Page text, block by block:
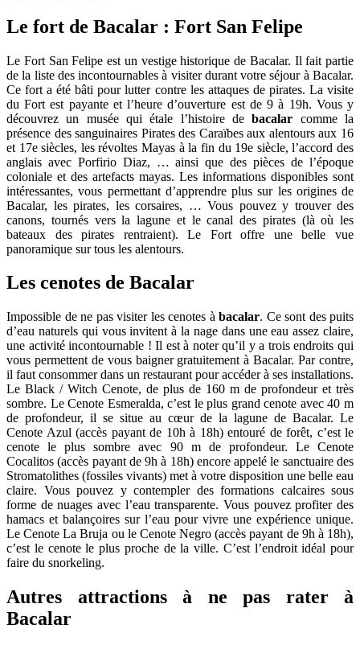
Le fort de Bacalar : Fort San Felipe
Le Fort San Felipe est un vestige historique de Bacalar. Il fait partie
de la liste des incontournables à visiter durant votre séjour à Bacalar.
Ce fort a été bâti pour lutter contre les attaques de pirates. La visite
du Fort est payante et l’heure d’ouverture est de 9 à 19h. Vous y
découvrez un musée qui étale l’histoire debacalar comme la
présence des sanguinaires Pirates des Caraïbes aux alentours aux 16
et 17e siècles, les révoltes Mayas à la fin du 19e siècle, l’accord des
anglais avec Porfirio Diaz, … ainsi que des pièces de l’époque
coloniale et des artefacts mayas. Les informations disponibles sont
intéressantes, vous permettant d’apprendre plus sur les origines de
Bacalar, les pirates, les corsaires, … Vous pouvez y trouver des
canons, tournés vers la lagune et le canal des pirates (là où les
bateaux des pirates rentraient). Le Fort offre une belle vue
panoramique sur tous les alentours.
Les cenotes de Bacalar
Impossible de ne pas visiter les cenotes à bacalar. Ce sont des puits
d’eau naturels qui vous invitent à la nage dans une eau assez claire,
une activité incontournable ! Il est à noter qu’il y a trois endroits qui
vous permettent de vous baigner gratuitement à Bacalar. Par contre,
il faut consommer dans un restaurant pour accéder à ses installations.
Le Black / Witch Cenote, de plus de 160 m de profondeur et très
sombre. Le Cenote Esmeralda, c’est le plus grand cenote avec 40 m
de profondeur, il se situe au cœur de la lagune de Bacalar. Le
Cenote Azul (accès payant de 10h à 18h) entouré de forêt, c’est le
cenote le plus sombre avec 90 m de profondeur. Le Cenote
Cocalitos (accès payant de 9h à 18h) encore appelé le sanctuaire des
Stromatolithes (fossiles vivants) met à votre disposition une belle eau
claire. Vous pouvez y contempler des formations calcaires sous
forme de nuages avec l’eau transparente. Vous pouvez profiter des
hamacs et balançoires sur l’eau pour vivre une expérience unique.
Le Cenote La Bruja ou le Cenote Negro (accès payant de 9h à 18h),
c’est le cenote le plus proche de la ville. C’est l’endroit idéal pour
faire du snorkeling.
Autres attractions à ne pas rater à
Bacalar